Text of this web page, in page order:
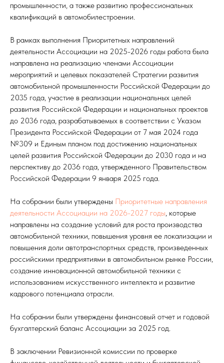
промышленности, а также развитию профессиональных
квалификаций в автомобилестроении.
В рамках выполнения Приоритетных направлений
деятельности Ассоциации на 2025-2026 годы работа была
направлена на реализацию членами Ассоциации
мероприятий и целевых показателей Стратегии развития
автомобильной промышленности Российской Федерации до
2035 года, участие в реализации национальных целей
развития Российской Федерации и национальных проектов
до 2036 года, разрабатываемых в соответствии с Указом
Президента Российской Федерации от 7 мая 2024 года
№309 и Единым планом под достижению национальных
целей развития Российской Федерации до 2030 года и на
перспективу до 2036 года, утвержденного Правительством
Российской Федерации 9 января 2025 года.
На собрании были утверждены Приоритетные направления
деятельности Ассоциации на 2026-2027 годы, которые
направлены на создание условий для роста производства
автомобильной техники, повышения уровня ее локализации и
повышения доли автотранспортных средств, произведенных
российскими предприятиями в автомобильном рынке России,
создание инновационной автомобильной техники с
использованием искусственного интеллекта и развитие
кадрового потенциала отрасли.
На собрании были утверждены финансовый отчет и годовой
бухгалтерский баланс Ассоциации за 2025 год.
В заключении Ревизионной комиссии по проверке